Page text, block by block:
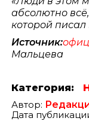
абсолютно
которой
Источник:
Мальцева
Категория:
Автор:
Дата